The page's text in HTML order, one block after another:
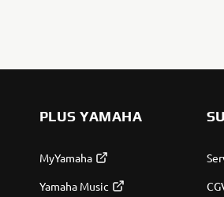
PLUS YAMAHA
MyYamaha
Yamaha Music